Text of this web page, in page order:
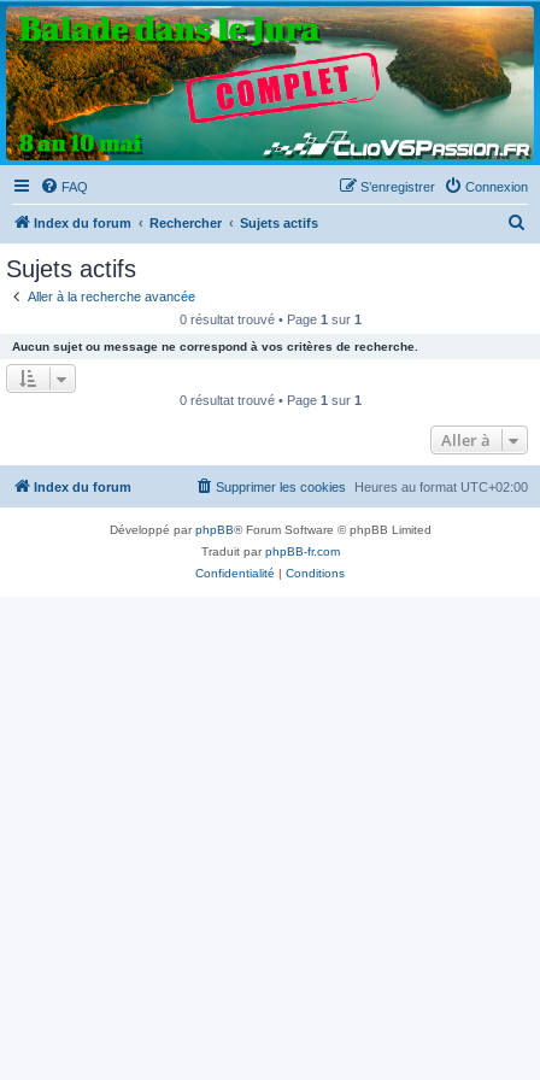
Clio V6 Passion
Le site français des passionnés de Clio V6
FAQ Connexion
S’enregistrer
Index du forum Rechercher Sujets actifs
h
e
r
Sujets actifs
Aller à la recherche avancée
0 résultat trouvé • Page 1 sur 1
Aucun sujet ou message ne correspond à vos critères de recherche.
0 résultat trouvé • Page 1 sur 1
Aller à
Index du forum Heures au format UTC+02:00
Supprimer les cookies
Développé parphpBB® Forum Software © phpBB Limited
Traduit parphpBB-fr.com
Confidentialité | Conditions